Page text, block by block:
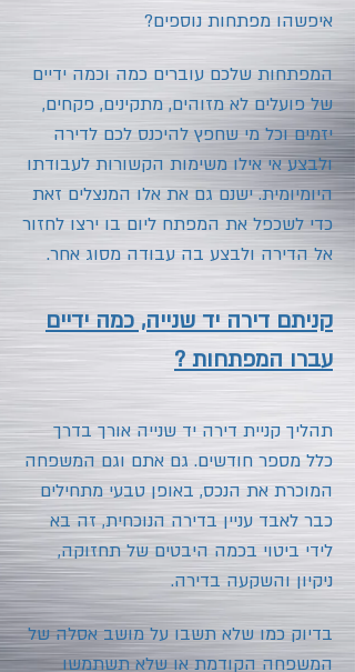
איפשהו מפתחות נוספים?
המפתחות שלכם עוברים כמה וכמה ידיים
של פועלים לא מזוהים, מתקינים, פקחים,
יזמים וכל מי שחפץ להיכנס לכם לדירה
ולבצע אי אילו משימות הקשורות לעבודתו
היומיומית. ישנם גם את אלו המנצלים זאת
כדי לשכפל את המפתח ליום בו ירצו לחזור
אל הדירה ולבצע בה עבודה מסוג אחר.
קניתם דירה יד שנייה, כמה ידיים
עברו המפתחות ?
תהליך קניית דירה יד שנייה אורך בדרך
כלל מספר חודשים. גם אתם וגם המשפחה
המוכרת את הנכס, באופן טבעי מתחילים
כבר לאבד עניין בדירה הנוכחית, זה בא
לידי ביטוי בכמה היבטים של תחזוקה,
ניקיון והשקעה בדירה.
בדיוק כמו שלא תשבו על מושב אסלה של
המשפחה הקודמת או שלא תשתמשו